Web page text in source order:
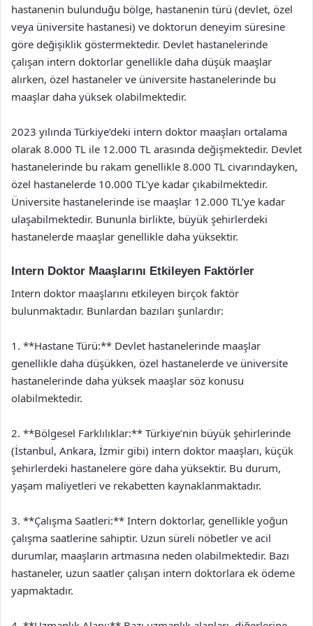
hastanenin bulunduğu bölge, hastanenin türü (devlet, özel
veya üniversite hastanesi) ve doktorun deneyim süresine
göre değişiklik göstermektedir. Devlet hastanelerinde
çalışan intern doktorlar genellikle daha düşük maaşlar
alırken, özel hastaneler ve üniversite hastanelerinde bu
maaşlar daha yüksek olabilmektedir.
2023 yılında Türkiye’deki intern doktor maaşları ortalama
olarak 8.000 TL ile 12.000 TL arasında değişmektedir. Devlet
hastanelerinde bu rakam genellikle 8.000 TL civarındayken,
özel hastanelerde 10.000 TL’ye kadar çıkabilmektedir.
Üniversite hastanelerinde ise maaşlar 12.000 TL’ye kadar
ulaşabilmektedir. Bununla birlikte, büyük şehirlerdeki
hastanelerde maaşlar genellikle daha yüksektir.
Intern Doktor Maaşlarını Etkileyen Faktörler
Intern doktor maaşlarını etkileyen birçok faktör
bulunmaktadır. Bunlardan bazıları şunlardır:
1. **Hastane Türü:** Devlet hastanelerinde maaşlar
genellikle daha düşükken, özel hastanelerde ve üniversite
hastanelerinde daha yüksek maaşlar söz konusu
olabilmektedir.
2. **Bölgesel Farklılıklar:** Türkiye’nin büyük şehirlerinde
(İstanbul, Ankara, İzmir gibi) intern doktor maaşları, küçük
şehirlerdeki hastanelere göre daha yüksektir. Bu durum,
yaşam maliyetleri ve rekabetten kaynaklanmaktadır.
3. **Çalışma Saatleri:** Intern doktorlar, genellikle yoğun
çalışma saatlerine sahiptir. Uzun süreli nöbetler ve acil
durumlar, maaşların artmasına neden olabilmektedir. Bazı
hastaneler, uzun saatler çalışan intern doktorlara ek ödeme
yapmaktadır.